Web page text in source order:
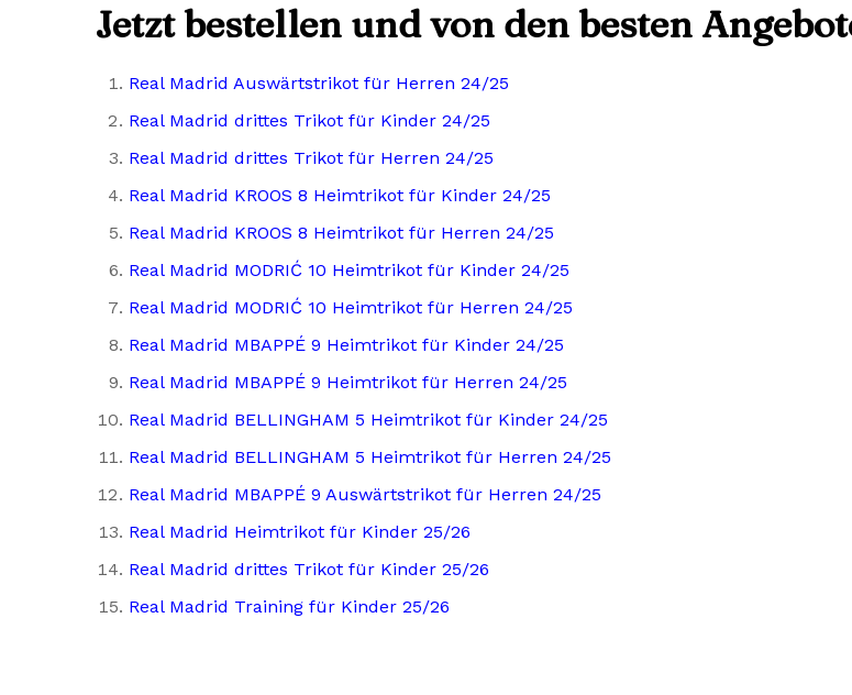
Jetzt bestellen und von den besten
Real Madrid Auswärtstrikot für Herren 24/25
Real Madrid drittes Trikot für Kinder 24/25
Real Madrid drittes Trikot für Herren 24/25
Real Madrid KROOS 8 Heimtrikot für Kinder 24/25
Real Madrid KROOS 8 Heimtrikot für Herren 24/25
Real Madrid MODRIĆ 10 Heimtrikot für Kinder 24/25
Real Madrid MODRIĆ 10 Heimtrikot für Herren 24/25
Real Madrid MBAPPÉ 9 Heimtrikot für Kinder 24/25
Real Madrid MBAPPÉ 9 Heimtrikot für Herren 24/25
Real Madrid BELLINGHAM 5 Heimtrikot für Kinder 24/25
Real Madrid BELLINGHAM 5 Heimtrikot für Herren 24/25
Real Madrid MBAPPÉ 9 Auswärtstrikot für Herren 24/25
Real Madrid Heimtrikot für Kinder 25/26
Real Madrid drittes Trikot für Kinder 25/26
Real Madrid Training für Kinder 25/26